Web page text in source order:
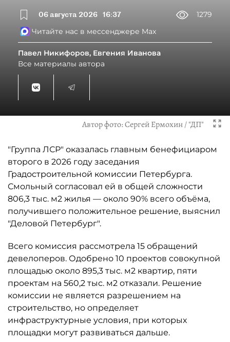
06 августа 2026 16:37
1279
Читайте нас в мессенджере Max
Павел Никифоров, Евгения Иванова
Все материалы автора
Автор фото:Сергей Ермохин / "ДП"
"Группа ЛСР" оказалась главным бенефициаром
второго в 2026 году заседания
Градостроительной комиссии Петербурга.
Смольный согласовал ей в общей сложности
806,3 тыс. м2 жилья — около 90% всего объёма,
получившего положительное решение, выяснил
"Деловой Петербург".
Всего комиссия рассмотрела 15 обращений
девелоперов. Одобрено 10 проектов совокупной
площадью около 895,3 тыс. м2 квартир, пяти
проектам на 560,2 тыс. м2 отказали. Решение
комиссии не является разрешением на
строительство, но определяет
инфраструктурные условия, при которых
площадки могут развиваться дальше.